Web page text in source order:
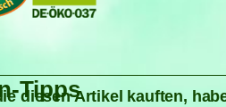
Tipps
diesen Artikel kauften,